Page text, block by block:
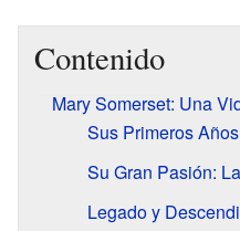
Contenido
Mary Somerset: Una
Sus Primeros
Su Gran Pasión:
Legado y